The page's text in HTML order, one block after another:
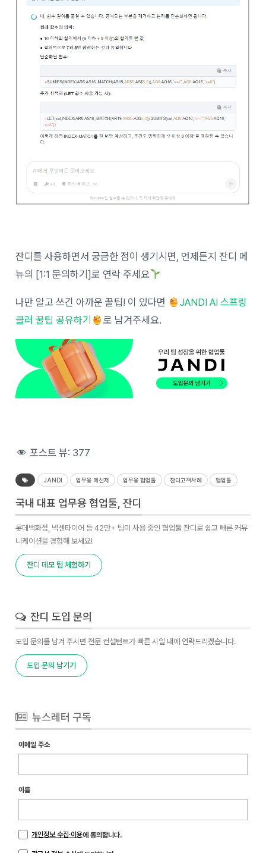
잔디를 사용하면서 궁금한 점이 생기시면, 언제든지 잔디 메
뉴의 [1:1 문의하기]로 연락 주세요
나만 알고 쓰긴 아까운 꿀팁! 이 있다면
JANDI AI 스프링
클러 꿀팁 공유하기
로 남겨주세요.
포스트 뷰: 377
JANDI 업무용 메신저 업무용 협업툴 잔디고객사례 협업툴
국내 대표 업무용 협업툴, 잔디
롯데백화점, 넥센타이어 등 42만+ 팀이 사용 중인 협업툴 잔디로 쉽고 빠른 커뮤
니케이션을 경험해 보세요!
잔디 데모 팀 체험하기
잔디 도입 문의
도입 문의를 남겨 주시면 전문 컨설턴트가 빠른 시일 내에 연락드리겠습니다.
도입 문의 남기기
뉴스레터 구독
이메일 주소
이름
개인정보 수집·이용에 동의합니다.